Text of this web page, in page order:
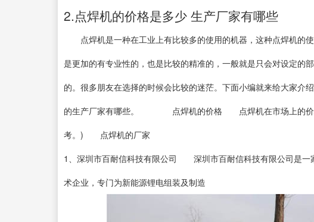
2.点焊机的价格是多少 生产厂家有哪些
点焊机是一种在工业上有比较多的使用的机器，这种点焊机的
是更加的有专业性的，也是比较的精准的，一般就是只会对设定的
的。很多朋友在选择的时候会比较的迷茫。下面小编就来给大家介
的生产厂家有哪些。 点焊机的价格 点焊机在市场上的价格
考。) 点焊机的厂家
1、深圳市百耐信科技有限公司 深圳市百耐信科技有限公司是一
术企业，专门为新能源锂电组装及制造